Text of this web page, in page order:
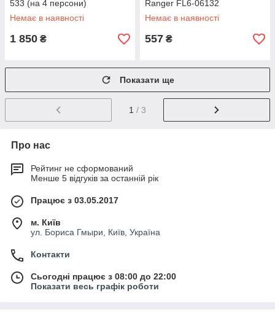
533 (на 4 персони)
Немає в наявності
1 850 ₴
Ranger FL6-06132
Немає в наявності
557 ₴
Показати ще
1 / 3
Про нас
Рейтинг не сформований
Менше 5 відгуків за останній рік
Працює з 03.05.2017
м. Київ
ул. Бориса Гмыри, Київ, Україна
Контакти
Сьогодні працює з 08:00 до 22:00
Показати весь графік роботи